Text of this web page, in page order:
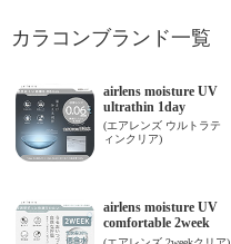
カラコンブランド一覧